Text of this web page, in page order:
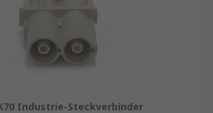
Industrie-Steckverbinder